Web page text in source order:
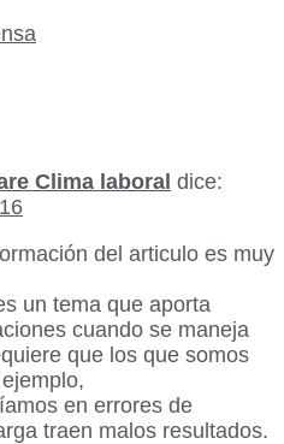
Clima laboral dice:
del articulo es muy
un tema que aporta
cuando se maneja
que los que somos
en errores de
traen malos resultados.